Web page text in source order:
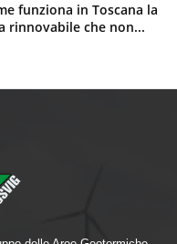
funziona in Toscana la
rinnovabile che non...